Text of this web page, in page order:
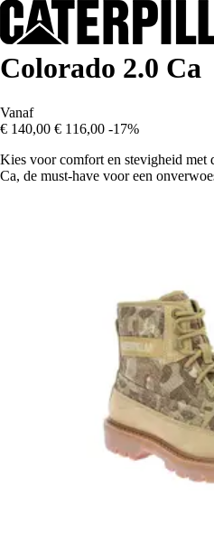
Colorado 2.0 Ca
Vanaf
€ 140,00 € 116,00 -17%
Kies voor comfort en stevigheid met
Ca, de must-have voor een